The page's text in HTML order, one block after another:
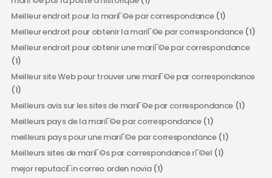
Meilleur endroit pour la mariГ©e par correspondance(1)
Meilleur endroit pour obtenir la mariГ©e par correspondance(1)
Meilleur endroit pour obtenir une mariГ©e par correspondance
(1)
Meilleur site Web pour trouver une mariГ©e par correspondance
(1)
Meilleurs avis sur les sites de mariГ©e par correspondance (1)
Meilleurs pays de la mariГ©e par correspondance(1)
meilleurs pays pour une mariГ©e par correspondance(1)
Meilleurs sites de mariГ©s par correspondance rГ©el (1)
mejor reputaciГіn correo orden novia(1)